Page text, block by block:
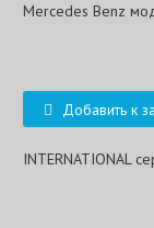
Mercedes Benz
Добавить к
INTERNATIONAL